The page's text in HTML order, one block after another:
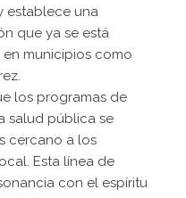
establece una
que ya se está
municipios como
los programas de
salud pública se
cercano a los
Esta línea de
con el espíritu